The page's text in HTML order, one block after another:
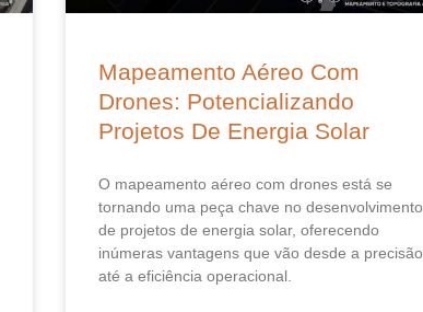
Mapeamento Aéreo Com
Drones: Potencializando
Projetos De Energia Solar
O mapeamento aéreo com drones está se
tornando uma peça chave no desenvolvimento
de projetos de energia solar, oferecendo
inúmeras vantagens que vão desde a precisão
até a eficiência operacional.